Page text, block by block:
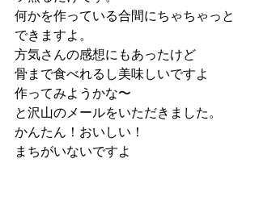
何かを作っている合間にちゃちゃっと
できますよ。
方気さんの感想にもあったけど
骨まで食べれるし美味しいですよ
作ってみようかな〜
と沢山のメールをいただきました。
かんたん！おいしい！
まちがいないですよ